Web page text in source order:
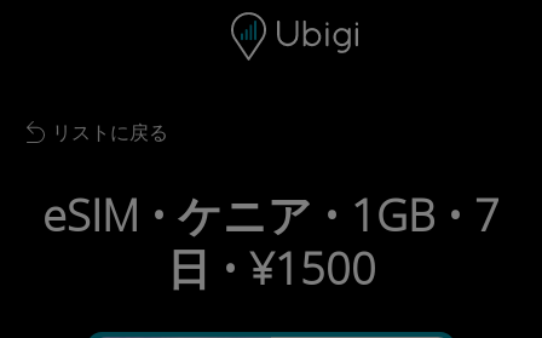
ナビゲーションバー フッター
Back to list
リストに戻る
eSIM • ケニア • 1GB • 7
日 • ¥1500